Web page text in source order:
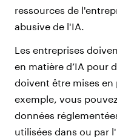
ressources de
abusive de l'IA.
Les entreprises
en matière d’IA pour
doivent être mises en
exemple, vous
données
utilisées dans ou par